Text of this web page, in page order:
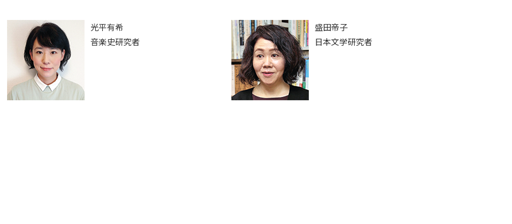
光平有希
音楽史研究者
盛田帝子
日本文学研究者